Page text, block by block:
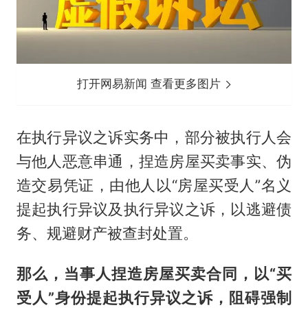
打开网易新闻 查看更多图片
在执行异议之诉实务中，部分被执行人会
与他人恶意串通，捏造房屋买卖事实、伪
造交易凭证，由他人以“房屋买受人”名义
提起执行异议及执行异议之诉，以逃避债
务、规避财产被查封处置。
那么，当事人捏造房屋买卖合同，以“买
受人”身份提起执行异议之诉，阻碍强制